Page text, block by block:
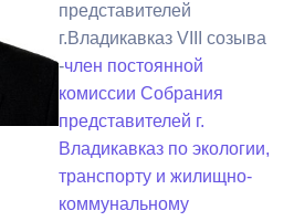
представителей
г.Владикавказ VIII созыва
-член постоянной
комиссии Собрания
представителей г.
Владикавказ по экологии,
транспорту и жилищно-
коммунальному